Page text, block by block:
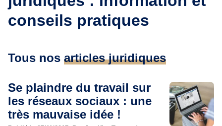
conseils pratiques
Tous nos articles juridiques
Se plaindre du travail sur
les réseaux sociaux : une
très mauvaise idée !